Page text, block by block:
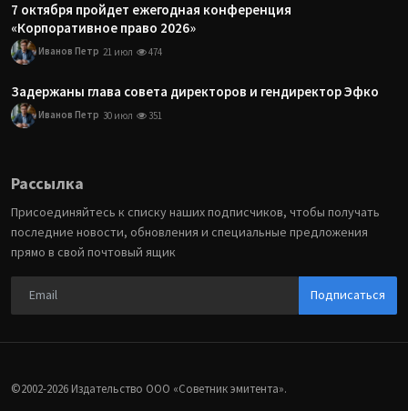
7 октября пройдет ежегодная конференция
«Корпоративное право 2026»
Иванов Петр 21 июл 474
Задержаны глава совета директоров и гендиректор Эфко
Иванов Петр 30 июл 351
Рассылка
Присоединяйтесь к списку наших подписчиков, чтобы получать
последние новости, обновления и специальные предложения
прямо в свой почтовый ящик
Подписаться
©2002-2026 Издательство ООО «‎Советник эмитента».